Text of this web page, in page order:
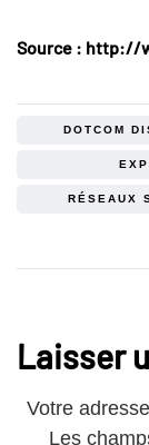
Source : http://
DOTCOM
RÉSEAUX
Laisser
Votre
Les